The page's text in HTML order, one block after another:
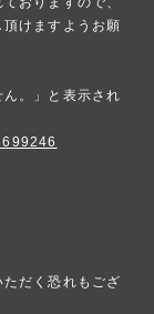
けますようお願
。」と表示され
だく恐れもござ